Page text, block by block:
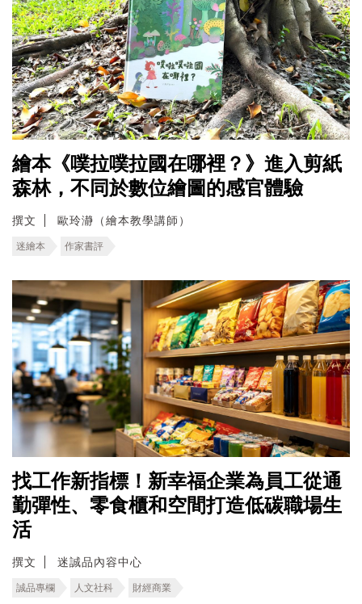
繪本《噗拉噗拉國在哪裡？》進入剪紙
森林，不同於數位繪圖的感官體驗
撰文 歐玲瀞（繪本教學講師）
迷繪本 作家書評
找工作新指標！新幸福企業為員工從通
勤彈性、零食櫃和空間打造低碳職場生
活
撰文 迷誠品內容中心
誠品專欄 人文社科 財經商業